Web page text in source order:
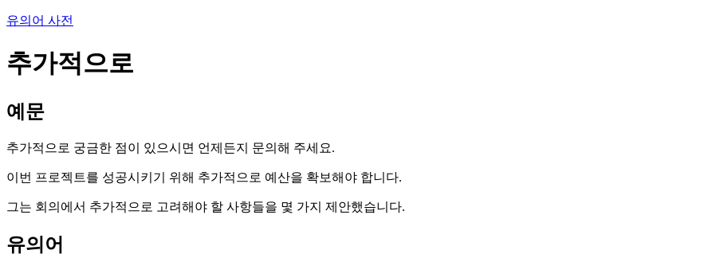
유의어 사전
추가적으로
예문
추가적으로 궁금한 점이 있으시면 언제든지 문의해 주세요.
이번 프로젝트를 성공시키기 위해 추가적으로 예산을 확보해야 합니다.
그는 회의에서 추가적으로 고려해야 할 사항들을 몇 가지 제안했습니다.
유의어